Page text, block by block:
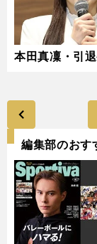
本田真凜・引
編集部のおす